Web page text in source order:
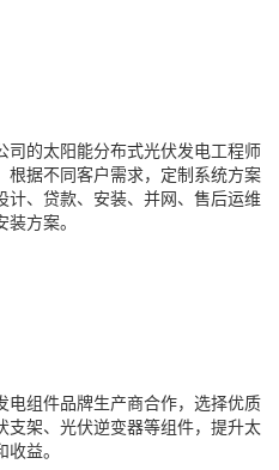
司的太阳能分布式光伏发电工程师
根据不同客户需求，定制系统方案
计、贷款、安装、并网、售后运维
方案。
电组件品牌生产商合作，选择优质
支架、光伏逆变器等组件，提升太
益。